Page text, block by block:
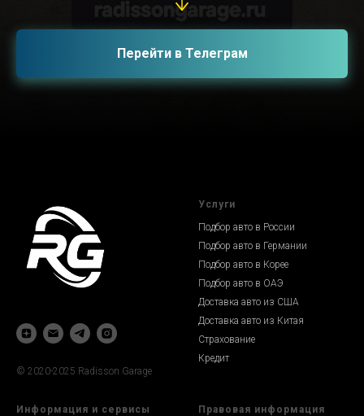
Перейти в Телеграм
© 2020-2025 Radisson Garage
Услуги
Подбор авто в России
Подбор авто в Германии
Подбор авто в Корее
Подбор авто в ОАЭ
Доставка авто из США
Доставка авто из Китая
Страхование
Кредит
Информация и сервисы
Правовая информация